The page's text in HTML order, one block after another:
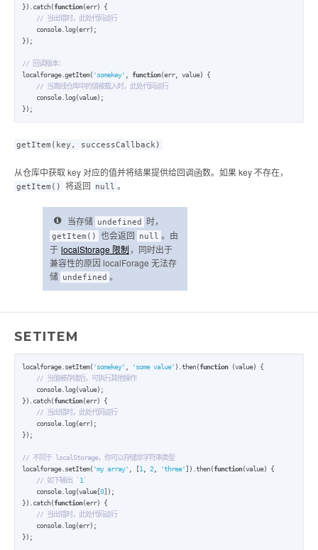
}).catch(function(err) {
// 当出错时，此处代码运行
    console.log(err);
});
// 回调版本：
localforage.getItem( 'somekey' function(err, value) {
// 当离线仓库中的值被载入时，此处代码运行
    console.log(value);
});
getItem(key, successCallback)
从仓库中获取 key 对应的值并将结果提供给回调函数。如果 key 不存在，
getItem() 将返回 null 。
当存储 undefined 时，
getItem() 也会返回 null 。由
于 localStorage 限制，同时出于
兼容性的原因 localForage 无法存
储 undefined 。
SETITEM
localforage.setItem( 'somekey' 'some value' ).then(function (value) {
// 当值被存储后，可执行其他操作
    console.log(value);
}).catch(function(err) {
// 当出错时，此处代码运行
    console.log(err);
});
// 不同于 localStorage，你可以存储非字符串类型
localforage.setItem( 'my array' , [1 2 'three']).then(function(value) {
// 如下输出 `1 `
    console.log(value[
0]);
}).catch(function(err) {
// 当出错时，此处代码运行
    console.log(err);
});